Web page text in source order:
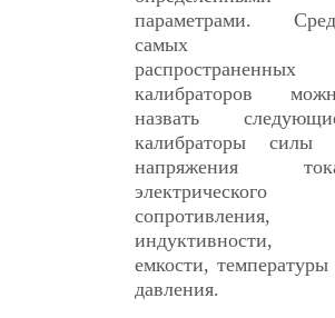
параметрами.
самых
распространенных
калибраторов
назвать
калибраторы силы
напряжения
электрического
сопротивления,
индуктивности,
емкости,
давления.